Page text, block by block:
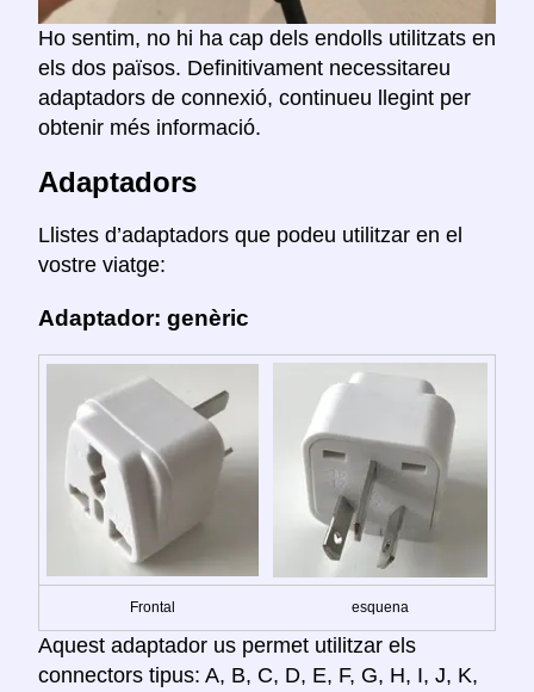
Ho sentim, no hi ha cap dels endolls utilitzats en
els dos països. Definitivament necessitareu
adaptadors de connexió, continueu llegint per
obtenir més informació.
Adaptadors
Llistes d’adaptadors que podeu utilitzar en el
vostre viatge:
Adaptador: genèric
Frontal esquena
Aquest adaptador us permet utilitzar els
connectors tipus: A, B, C, D, E, F, G, H, I, J, K,